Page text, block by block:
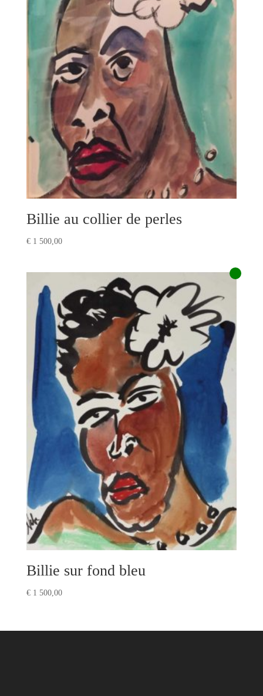
Billie au collier de perles
€1 500,00
Billie sur fond bleu
€1 500,00